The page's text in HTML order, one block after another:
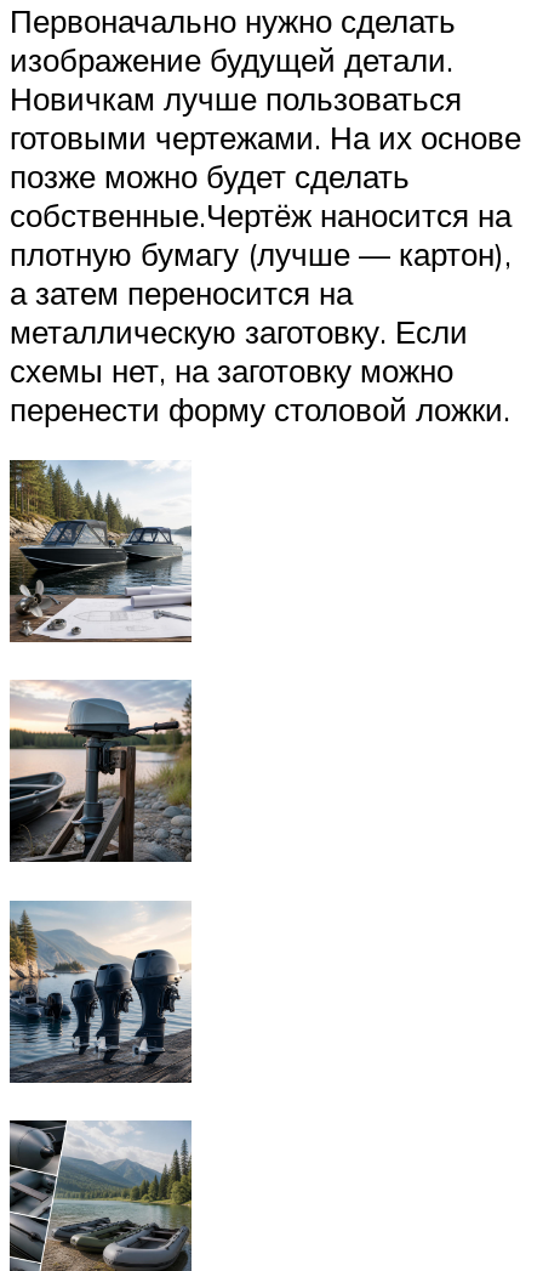
Первоначально нужно сделать
изображение будущей детали.
Новичкам лучше пользоваться
готовыми чертежами. На их основе
позже можно будет сделать
собственные.Чертёж наносится на
плотную бумагу (лучше — картон),
а затем переносится на
металлическую заготовку. Если
схемы нет, на заготовку можно
перенести форму столовой ложки.